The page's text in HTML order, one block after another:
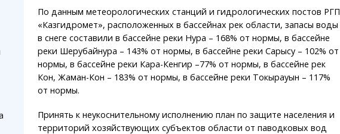
По данным метеорологических станций и гидрологических постов РГП
«Казгидромет», расположенных в бассейнах рек области, запасы воды
в снеге составили в бассейне реки Нура – 168% от нормы, в бассейне
реки Шерубайнура – 143% от нормы, в бассейне реки Сарысу – 102% от
нормы, в бассейне реки Кара-Кенгир –77% от нормы, в бассейне рек
Кон, Жаман-Кон – 183% от нормы, в бассейне реки Токырауын – 117%
от нормы.
Принять к неукоснительному исполнению план по защите населения и
территорий хозяйствующих субъектов области от паводковых вод